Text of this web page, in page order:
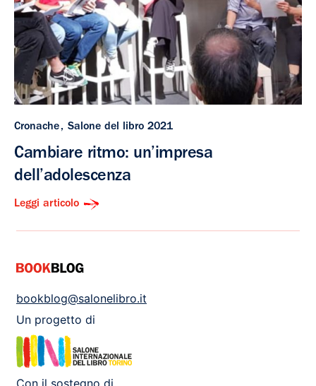
Cronache Salone del libro 2021
Cambiare ritmo: un’impresa
dell’adolescenza
Leggi articolo
bookblog@salonelibro.it
Un progetto di